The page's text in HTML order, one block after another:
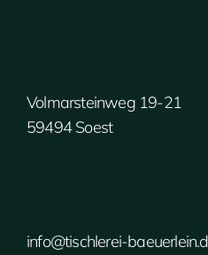
Volmarsteinweg 19-21
59494 Soest
info@tischlerei-